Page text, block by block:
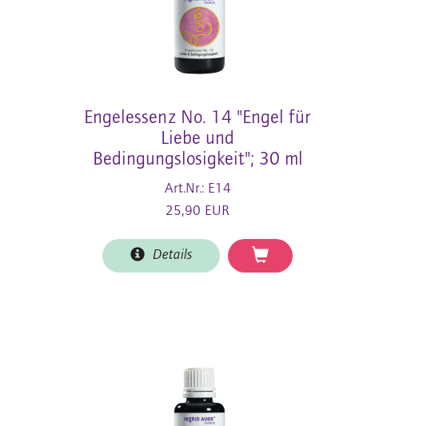
Engelessenz No. 14 "Engel für
Liebe und
Bedingungslosigkeit"; 30 ml
Art.Nr.: E14
25,90 EUR
Details